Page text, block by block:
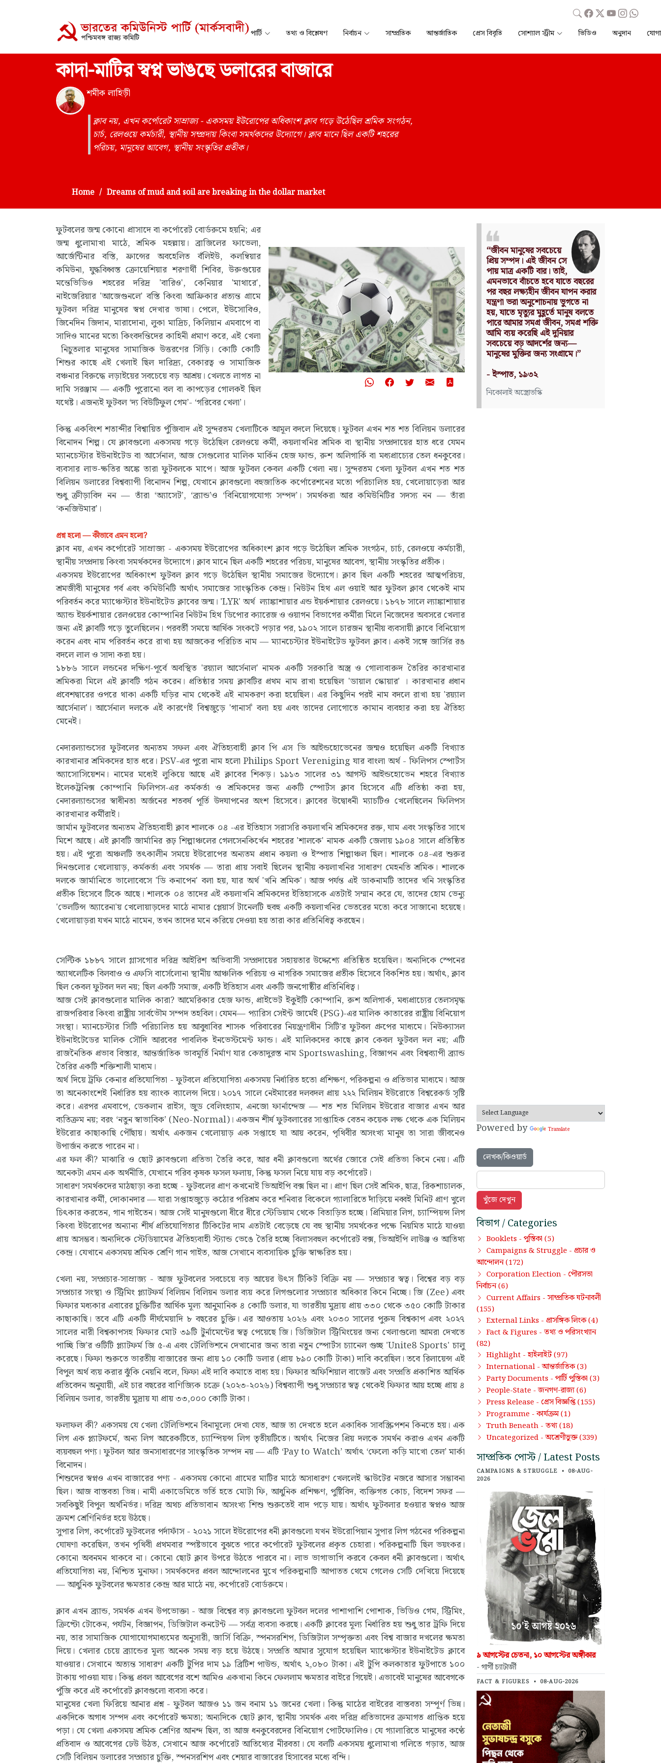
পার্টি তথ্য ও বিশ্লেষণ নির্বাচন সাম্প্রতিক আন্তর্জাতিক প্রেস বিবৃতি সোশ্যাল স্ট্রীম ভিডিও অনুদান
কাদা-মাটির স্বপ্ন ভাঙছে ডলারের বাজারে
শমীক লাহিড়ী
ক্লাব নয়, এখন কর্পোরেট সাম্রাজ্য - একসময় ইউরোপের অধিকাংশ ক্লাব গড়ে উঠেছিল শ্রমিক সংগঠন,
চার্চ, রেলওয়ে কর্মচারী, স্থানীয় সম্প্রদায় কিংবা সমর্থকদের উদ্যোগে। ক্লাব মানে ছিল একটি শহরের
পরিচয়, মানুষের আবেগ, স্থানীয় সংস্কৃতির প্রতীক।
Home Dreams of mud and soil are breaking in the dollar market
ফুটবলের জন্ম কোনো প্রাসাদে বা কর্পোরেট বোর্ডরুমে হয়নি; এর
জন্ম ধুলোমাখা মাঠে, শ্রমিক মহল্লায়। ব্রাজিলের ফাভেলা,
আর্জেন্টিনার বস্তি, ফ্রান্সের অবহেলিত বঁলিইউ, কলম্বিয়ার
কমিউনা, যুদ্ধবিধ্বস্ত ক্রোয়েশিয়ার শরণার্থী শিবির, উরুগুয়ের
মন্তেভিডিও শহরের দরিদ্র 'বারিও', কেনিয়ার 'মাথারে',
নাইজেরিয়ার 'আজেগুনলে' বস্তি কিংবা আফ্রিকার প্রত্যন্ত গ্রামে
ফুটবল দরিদ্র মানুষের স্বপ্ন দেখার ভাষা। পেলে, ইউসোবিও,
জিনেদিন জিদান, মারাদোনা, লুকা মাদ্রিচ, কিলিয়ান এমবাপে বা
সাদিও মানের মতো কিংবদন্তিদের কাহিনী প্রমাণ করে, এই খেলা
নিচুতলার মানুষের সামাজিক উত্তরণের সিঁড়ি। কোটি কোটি
শিশুর কাছে এই খেলাই ছিল দারিদ্র্য, বেকারত্ব ও সামাজিক
বঞ্চনার বিরুদ্ধে লড়াইয়ের সবচেয়ে বড় আশ্রয়। খেলতে লাগত না
দামি সরঞ্জাম — একটি পুরোনো বল বা কাপড়ের গোলকই ছিল
যথেষ্ট। এজন্যই ফুটবল ‘দ্য বিউটিফুল গেম’- ‘গরিবের খেলা’।
কিন্তু একবিংশ শতাব্দীর বিশ্বায়িত পুঁজিবাদ এই সুন্দরতম খেলাটিকে আমূল বদলে দিয়েছে। ফুটবল এখন শত শত বিলিয়ন ডলারের
বিনোদন শিল্প। যে ক্লাবগুলো একসময় গড়ে উঠেছিল রেলওয়ে কর্মী, কয়লাখনির শ্রমিক বা স্থানীয় সম্প্রদায়ের হাত ধরে যেমন
ম্যানচেস্টার ইউনাইটেড বা আর্সেনাল, আজ সেগুলোর মালিক মার্কিন হেজ ফান্ড, রুশ অলিগার্কি বা মধ্যপ্রাচ্যের তেল ধনকুবের।
ব্যবসার লাভ-ক্ষতির অঙ্কে তারা ফুটবলকে মাপে। আজ ফুটবল কেবল একটি খেলা নয়। সুন্দরতম খেলা ফুটবল এখন শত শত
বিলিয়ন ডলারের বিশ্বব্যাপী বিনোদন শিল্প, যেখানে ক্লাবগুলো বহুজাতিক কর্পোরেশনের মতো পরিচালিত হয়, খেলোয়াড়েরা আর
শুধু ক্রীড়াবিদ নন — তাঁরা ‘অ্যাসেট’, ‘ব্র্যান্ড’ও ‘বিনিয়োগযোগ্য সম্পদ’। সমর্থকরা আর কমিউনিটির সদস্য নন — তাঁরা
‘কনজিউমার’।
প্রশ্ন হলো — কীভাবে এমন হলো?
ক্লাব নয়, এখন কর্পোরেট সাম্রাজ্য - একসময় ইউরোপের অধিকাংশ ক্লাব গড়ে উঠেছিল শ্রমিক সংগঠন, চার্চ, রেলওয়ে কর্মচারী,
স্থানীয় সম্প্রদায় কিংবা সমর্থকদের উদ্যোগে। ক্লাব মানে ছিল একটি শহরের পরিচয়, মানুষের আবেগ, স্থানীয় সংস্কৃতির প্রতীক।
একসময় ইউরোপের অধিকাংশ ফুটবল ক্লাব গড়ে উঠেছিল স্থানীয় সমাজের উদ্যোগে। ক্লাব ছিল একটি শহরের আত্মপরিচয়,
শ্রমজীবী মানুষের গর্ব এবং কমিউনিটি অর্থাৎ সমাজের সাংস্কৃতিক কেন্দ্র। নিউটন হিথ এল ওয়াই আর ফুটবল ক্লাব থেকেই নাম
পরিবর্তন করে ম্যাঞ্চেস্টার ইউনাইটেড ক্লাবের জন্ম। 'LYR' অর্থ ল্যাঙ্কাশায়ার এন্ড ইয়র্কশায়ার রেলওয়ে। ১৮৭৮ সালে ল্যাঙ্কাশায়ার
অ্যান্ড ইয়র্কশায়ার রেলওয়ের কোম্পানির নিউটন হিথ ডিপোর ক্যারেজ ও ওয়াগন বিভাগের কর্মীরা মিলে নিজেদের অবসরে খেলার
জন্য এই ক্লাবটি গড়ে তুলেছিলেন। পরবর্তী সময়ে আর্থিক সংকটে পড়ার পর, ১৯০২ সালে চারজন স্থানীয় ব্যবসায়ী ক্লাবে বিনিয়োগ
করেন এবং নাম পরিবর্তন করে রাখা হয় আজকের পরিচিত নাম — ম্যানচেস্টার ইউনাইটেড ফুটবল ক্লাব। একই সঙ্গে জার্সির রঙ
বদলে লাল ও সাদা করা হয়।
১৮৮৬ সালে লন্ডনের দক্ষিণ-পূর্বে অবস্থিত 'রয়্যাল আর্সেনাল' নামক একটি সরকারি অস্ত্র ও গোলাবারুদ তৈরির কারখানার
শ্রমিকরা মিলে এই ক্লাবটি গঠন করেন। প্রতিষ্ঠার সময় ক্লাবটির প্রথম নাম রাখা হয়েছিল 'ডায়াল স্কোয়ার' । কারখানার প্রধান
প্রবেশদ্বারের ওপরে থাকা একটি ঘড়ির নাম থেকেই এই নামকরণ করা হয়েছিল। এর কিছুদিন পরই নাম বদলে রাখা হয় 'রয়্যাল
আর্সেনাল'। আর্সেনাল দলকে এই কারণেই বিশ্বজুড়ে 'গানার্স' বলা হয় এবং তাদের লোগোতে কামান ব্যবহার করা হয় ঐতিহ্য
মেনেই।
নেদারল্যান্ডসের ফুটবলের অন্যতম সফল এবং ঐতিহ্যবাহী ক্লাব পি এস ভি আইন্ডহোভেনের জন্মও হয়েছিল একটি বিখ্যাত
কারখানার শ্রমিকদের হাত ধরে। PSV-এর পুরো নাম হলো Philips Sport Vereniging যার বাংলা অর্থ - ফিলিপস স্পোর্টস
অ্যাসোসিয়েশন। নামের মধ্যেই লুকিয়ে আছে এই ক্লাবের শিকড়। ১৯১৩ সালের ৩১ আগস্ট আইন্ডহোভেন শহরে বিখ্যাত
ইলেকট্রনিক্স কোম্পানি ফিলিপস-এর কর্মকর্তা ও শ্রমিকদের জন্য একটি স্পোর্টস ক্লাব হিসেবে এটি প্রতিষ্ঠা করা হয়,
নেদারল্যান্ডসের স্বাধীনতা অর্জনের শতবর্ষ পূর্তি উদযাপনের অংশ হিসেবে। ক্লাবের উদ্বোধনী ম্যাচটিও খেলেছিলেন ফিলিপস
কারখানার কর্মীরাই।
জার্মান ফুটবলের অন্যতম ঐতিহ্যবাহী ক্লাব শালকে ০৪ -এর ইতিহাস সরাসরি কয়লাখনি শ্রমিকদের রক্ত, ঘাম এবং সংস্কৃতির সাথে
মিশে আছে। এই ক্লাবটি জার্মানির রূঢ় শিল্পাঞ্চলের গেলসেনকির্খেন শহরের 'শালকে' নামক একটি জেলায় ১৯০৪ সালে প্রতিষ্ঠিত
হয়। এই পুরো অঞ্চলটি তৎকালীন সময়ে ইউরোপের অন্যতম প্রধান কয়লা ও ইস্পাত শিল্পাঞ্চল ছিল। শালকে ০৪-এর শুরুর
দিনগুলোর খেলোয়াড়, কর্মকর্তা এবং সমর্থক — তারা প্রায় সবাই ছিলেন স্থানীয় কয়লাখনির সাধারণ মেহনতি শ্রমিক। শালকে
দলকে জার্মানিতে ভালোবেসে 'ডি কনাপেন' বলা হয়, যার অর্থ 'খনি শ্রমিক'। আজ পর্যন্ত এই ডাকনামটি তাদের খনি সংস্কৃতির
প্রতীক হিসেবে টিকে আছে। শালকে ০৪ তাদের এই কয়লাখনি শ্রমিকদের ইতিহাসকে এতটাই সম্মান করে যে, তাদের হোম ভেন্যু
'ভেলটিন্স অ্যারেনা'য় খেলোয়াড়দের মাঠে নামার প্লেয়ার্স টানেলটি হুবহু একটি কয়লাখনির ভেতরের মতো করে সাজানো হয়েছে।
খেলোয়াড়রা যখন মাঠে নামেন, তখন তাদের মনে করিয়ে দেওয়া হয় তারা কার প্রতিনিধিত্ব করছেন।
সেল্টিক ১৮৮৭ সালে গ্লাসগোর দরিদ্র আইরিশ অভিবাসী সম্প্রদায়ের সহায়তার উদ্দেশ্যে প্রতিষ্ঠিত হয়েছিল। অন্যদিকে স্পেনের
অ্যাথলেটিক বিলবাও ও এফসি বার্সেলোনা স্থানীয় আঞ্চলিক পরিচয় ও নাগরিক সমাজের প্রতীক হিসেবে বিকশিত হয়। অর্থাৎ, ক্লাব
ছিল কেবল ফুটবল দল নয়; ছিল একটি সমাজ, একটি ইতিহাস এবং একটি জনগোষ্ঠীর প্রতিনিধিত্ব।
আজ সেই ক্লাবগুলোর মালিক কারা? আমেরিকার হেজ ফান্ড, প্রাইভেট ইকুইটি কোম্পানি, রুশ অলিগার্ক, মধ্যপ্রাচ্যের তেলসমৃদ্ধ
রাজপরিবার কিংবা রাষ্ট্রীয় সার্বভৌম সম্পদ তহবিল। যেমন— প্যারিস সেইন্ট জার্মেই (PSG)-এর মালিক কাতারের রাষ্ট্রীয় বিনিয়োগ
সংস্থা। ম্যানচেস্টার সিটি পরিচালিত হয় আবুধাবির শাসক পরিবারের নিয়ন্ত্রণাধীন সিটি’র ফুটবল গ্রুপের মাধ্যমে। নিউক্যাসল
ইউনাইটেডের মালিক সৌদি আরবের পাবলিক ইনভেস্টমেন্ট ফান্ড। এই মালিকদের কাছে ক্লাব কেবল ফুটবল দল নয়; এটি
রাজনৈতিক প্রভাব বিস্তার, আন্তর্জাতিক ভাবমূর্তি নির্মাণ যার কেতাদুরস্ত নাম Sportswashing, বিজ্ঞাপন এবং বিশ্বব্যাপী ব্র্যান্ড
তৈরির একটি শক্তিশালী মাধ্যম।
অর্থ দিয়ে ট্রফি কেনার প্রতিযোগিতা - ফুটবলে প্রতিযোগিতা একসময় নির্ধারিত হতো প্রশিক্ষণ, পরিকল্পনা ও প্রতিভার মাধ্যমে। আজ
তা অনেকাংশেই নির্ধারিত হয় ব্যাংক ব্যালেন্স দিয়ে। ২০১৭ সালে নেইমারের দলবদল প্রায় ২২২ মিলিয়ন ইউরোতে বিশ্বরেকর্ড সৃষ্টি
করে। এরপর এমবাপে, ডেকলান রাইস, জুড বেলিংহ্যাম, এনজো ফার্নান্দেজ — শত শত মিলিয়ন ইউরোর বাজার এখন আর
ব্যতিক্রম নয়; বরং ‘নতুন স্বাভাবিক’ (Neo-Normal)। একজন শীর্ষ ফুটবলারের সাপ্তাহিক বেতন কয়েক লক্ষ থেকে এক মিলিয়ন
ইউরোর কাছাকাছি পৌঁছায়। অর্থাৎ একজন খেলোয়াড় এক সপ্তাহে যা আয় করেন, পৃথিবীর অসংখ্য মানুষ তা সারা জীবনেও
উপার্জন করতে পারেন না।
এর ফল কী? মাঝারি ও ছোট ক্লাবগুলো প্রতিভা তৈরি করে, আর ধনী ক্লাবগুলো অর্থের জোরে সেই প্রতিভা কিনে নেয়। এটি
অনেকটা এমন এক অর্থনীতি, যেখানে গরিব কৃষক ফসল ফলায়, কিন্তু ফসল নিয়ে যায় বড় কর্পোরেট।
সাধারণ সমর্থকদের মাঠছাড়া করা হচ্ছে - ফুটবলের প্রাণ কখনোই ভিআইপি বক্স ছিল না। প্রাণ ছিল সেই শ্রমিক, ছাত্র, রিকশাচালক,
কারখানার কর্মী, দোকানদার — যারা সপ্তাহজুড়ে কঠোর পরিশ্রম করে শনিবার বিকেলে গ্যালারিতে দাঁড়িয়ে নব্বই মিনিট প্রাণ খুলে
চিৎকার করতেন, গান গাইতেন। আজ সেই মানুষগুলো ধীরে ধীরে স্টেডিয়াম থেকে বিতাড়িত হচ্ছে। প্রিমিয়ার লিগ, চ্যাম্পিয়ন্স লিগ
কিংবা ইউরোপের অন্যান্য শীর্ষ প্রতিযোগিতার টিকিটের দাম এতটাই বেড়েছে যে বহু স্থানীয় সমর্থকের পক্ষে নিয়মিত মাঠে যাওয়া
প্রায় অসম্ভব। অন্যদিকে স্টেডিয়ামের ঐতিহ্যবাহী স্ট্যান্ড ভেঙে তৈরি হচ্ছে বিলাসবহুল কর্পোরেট বক্স, ভিআইপি লাউঞ্জ ও আতিথ্য
কেন্দ্র। যেখানে একসময় শ্রমিক শ্রেণি গান গাইত, আজ সেখানে ব্যবসায়িক চুক্তি স্বাক্ষরিত হয়।
খেলা নয়, সম্প্রচার-সাম্রাজ্য - আজ ফুটবলের সবচেয়ে বড় আয়ের উৎস টিকিট বিক্রি নয় — সম্প্রচার স্বত্ব। বিশ্বের বড় বড়
সম্প্রচার সংস্থা ও স্ট্রিমিং প্ল্যাটফর্ম বিলিয়ন বিলিয়ন ডলার ব্যয় করে লিগগুলোর সম্প্রচার অধিকার কিনে নিচ্ছে। জি (Zee) এবং
ফিফার মধ্যকার এবারের চুক্তিটির আর্থিক মূল্য আনুমানিক ৪ কোটি ডলার, যা ভারতীয় মুদ্রায় প্রায় ৩৩০ থেকে ৩৫০ কোটি টাকার
কাছাকাছি। তবে এটি একটি দীর্ঘমেয়াদি ৮ বছরের চুক্তি। এর আওতায় ২০২৬ এবং ২০৩০ সালের পুরুষ বিশ্বকাপ এবং ২০২৭
সালের নারী বিশ্বকাপসহ ফিফার মোট ৩৯টি টুর্নামেন্টের স্বত্ব পেয়েছে জি। ডিজিটাল স্ট্রিমিংয়ের জন্য খেলাগুলো আমরা দেখতে
পাচ্ছি জি’র ওটিটি প্ল্যাটফর্ম জি ৫-এ এবং টেলিভিশনে দেখানোর জন্য তারা নতুন স্পোর্টস চ্যানেল গুচ্ছ 'Unite8 Sports' চালু
করেছে। ফিফা শুরুতে ভারতীয় বাজারের জন্য প্রায় ১০ কোটি ডলার (প্রায় ৮৯০ কোটি টাকা) দাবি করেছিল। তবে রিলায়েন্স এই
বিপুল অর্থ ব্যয় করার ঝুঁকি নেয়নি বলে, ফিফা এই দাবি কমাতে বাধ্য হয়। ফিফার অফিশিয়াল বাজেট এবং সম্প্রতি প্রকাশিত আর্থিক
প্রতিবেদন অনুযায়ী, এই চার বছরের বাণিজ্যিক চক্রে (২০২৩-২০২৬) বিশ্বব্যাপী শুধু সম্প্রচার স্বত্ব থেকেই ফিফার আয় হচ্ছে প্রায় ৪
বিলিয়ন ডলার, ভারতীয় মুদ্রায় যা প্রায় ৩৩,০০০ কোটি টাকা।
ফলাফল কী? একসময় যে খেলা টেলিভিশনে বিনামূল্যে দেখা যেত, আজ তা দেখতে হলে একাধিক সাবস্ক্রিপশন কিনতে হয়। এক
লিগ এক প্ল্যাটফর্মে, অন্য লিগ আরেকটিতে, চ্যাম্পিয়ন্স লিগ তৃতীয়টিতে। অর্থাৎ নিজের প্রিয় দলকে সমর্থন করাও এখন একটি
ব্যয়বহুল পণ্য। ফুটবল আর জনসাধারণের সাংস্কৃতিক সম্পদ নয় — এটি ‘Pay to Watch’ অর্থাৎ ‘ফেলো কড়ি মাখো তেল’ মার্কা
বিনোদন।
শিশুদের স্বপ্নও এখন বাজারের পণ্য - একসময় কোনো গ্রামের মাটির মাঠে অসাধারণ খেললেই স্কাউটের নজরে আসার সম্ভাবনা
ছিল। আজ বাস্তবতা ভিন্ন। নামী একাডেমিতে ভর্তি হতে মোটা ফি, আধুনিক প্রশিক্ষণ, পুষ্টিবিদ, ব্যক্তিগত কোচ, বিদেশ সফর —
সবকিছুই বিপুল অর্থনির্ভর। দরিদ্র অথচ প্রতিভাবান অসংখ্য শিশু শুরুতেই বাদ পড়ে যায়। অর্থাৎ ফুটবলার হওয়ার স্বপ্নও আজ
ক্রমশ শ্রেণিনির্ভর হয়ে উঠছে।
সুপার লিগ, কর্পোরেট ফুটবলের পর্দাফাঁস - ২০২১ সালে ইউরোপের ধনী ক্লাবগুলো যখন ইউরোপিয়ান সুপার লিগ গঠনের পরিকল্পনা
ঘোষণা করেছিল, তখন পৃথিবী প্রথমবার স্পষ্টভাবে বুঝতে পারে কর্পোরেট ফুটবলের প্রকৃত চেহারা। পরিকল্পনাটি ছিল ভয়ংকর।
কোনো অবনমন থাকবে না। কোনো ছোট ক্লাব উপরে উঠতে পারবে না। লাভ ভাগাভাগি করবে কেবল ধনী ক্লাবগুলো। অর্থাৎ
প্রতিযোগিতা নয়, নিশ্চিত মুনাফা। সমর্থকদের প্রবল আন্দোলনের মুখে পরিকল্পনাটি আপাতত থেমে গেলেও সেটি দেখিয়ে দিয়েছে
— আধুনিক ফুটবলের ক্ষমতার কেন্দ্র আর মাঠে নয়, কর্পোরেট বোর্ডরুমে।
ক্লাব এখন ব্র্যান্ড, সমর্থক এখন উপভোক্তা - আজ বিশ্বের বড় ক্লাবগুলো ফুটবল দলের পাশাপাশি পোশাক, ভিডিও গেম, স্ট্রিমিং,
ক্রিপ্টো টোকেন, পর্যটন, বিজ্ঞাপন, ডিজিটাল কনটেন্ট — সর্বত্র ব্যবসা করছে। একটি ক্লাবের মূল্য নির্ধারিত হয় শুধু তার ট্রফি দিয়ে
নয়, তার সামাজিক যোগাযোগমাধ্যমের অনুসারী, জার্সি বিক্রি, স্পনসরশিপ, ডিজিটাল সম্পৃক্ততা এবং বিশ্ব বাজার দখলের ক্ষমতা
দিয়ে। খেলার চেয়ে ব্র্যান্ডের মূল্য অনেক সময় বড় হয়ে উঠছে। সম্প্রতি আমার সুযোগ হয়েছিল ম্যাঞ্চেস্টার ইউনাইটেড ক্লাবে
যাওয়ার। সেখানে অত্যন্ত সাধারণ একটি টুপির দাম ১৯ ব্রিটিশ পাউন্ড, অর্থাৎ ২,০৮০ টাকা। এই টুপি কলকাতার ফুটপাতে ১০০
টাকায় পাওয়া যায়। কিন্তু প্রবল আবেগের বশে আমিও একখানা কিনে ফেললাম ক্ষমতার বাইরে গিয়েই। এভাবেই মানুষের আবেগকে
পুঁজি করে এই কর্পোরেট ক্লাবগুলো ব্যবসা করে।
মানুষের খেলা ফিরিয়ে আনার প্রশ্ন - ফুটবল আজও ১১ জন বনাম ১১ জনের খেলা। কিন্তু মাঠের বাইরের বাস্তবতা সম্পূর্ণ ভিন্ন।
একদিকে অগাধ সম্পদ এবং কর্পোরেট ক্ষমতা; অন্যদিকে ছোট ক্লাব, স্থানীয় সমর্থক এবং দরিদ্র প্রতিভাদের ক্রমাগত প্রান্তিক হয়ে
পড়া। যে খেলা একসময় শ্রমিক শ্রেণির আনন্দ ছিল, তা আজ ধনকুবেরদের বিনিয়োগ পোর্টফোলিও। যে গ্যালারিতে মানুষের কণ্ঠে
প্রতিবাদ ও আবেগের ঢেউ উঠত, সেখানে আজ কর্পোরেট আতিথ্যের নীরবতা। যে বলটি একসময় ধুলোমাখা গলিতে গড়াত, আজ
সেটি বিলিয়ন ডলারের সম্প্রচার চুক্তি, স্পনসরশিপ এবং শেয়ার বাজারের হিসাবের মধ্যে বন্দি।
Nothing can have value
without being an object of
utility.
Source: Das Kapital
(Volume I, Chapter 1)
কার্ল মার্কস
Powered by Translate
লেখক/কিওয়ার্ড
বিভাগ / Categories
Booklets - পুস্তিকা (5)
Campaigns & Struggle - প্রচার ও
আন্দোলন(172)
Corporation Election - পৌরসভা
নির্বাচন(6)
Current Affairs - সাম্প্রতিক ঘটনাবলী
(155)
External Links - প্রাসঙ্গিক লিংক(4)
Fact & Figures - তথ্য ও পরিসংখ্যান
(82)
Highlight -হাইলাইট(97)
International -আন্তর্জাতিক(3)
Party Documents - পার্টি পুস্তিকা (3)
People-State -জনগণ-রাজ্য(6)
Press Release - প্রেস বিজ্ঞপ্তি(155)
Programme -কার্যক্রম(1)
Truth Beneath - তথ্য(18)
Uncategorized -অশ্রেণীভুক্ত(339)
সাম্প্রতিক পোস্ট / Latest Posts
CAMPAIGNS & STRUGGLE • 08-AUG-
2026
৯ আগস্টের চেতনা, ১০ আগস্টের অঙ্গীকার
- গার্গী চ্যাটার্জী
FACT & FIGURES • 08-AUG-2026